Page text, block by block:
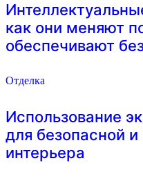
как они меняют
обеспечивают
Отделка
Использование
для безопасной
интерьера